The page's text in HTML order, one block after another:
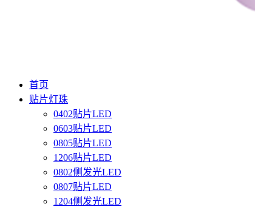
首页
贴片灯珠
0402贴片LED
0603贴片LED
0805贴片LED
1206贴片LED
0802侧发光LED
0807贴片LED
1204侧发光LED